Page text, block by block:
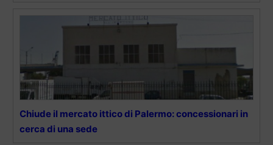
Chiude il mercato ittico di Palermo: concessionari in
cerca di una sede